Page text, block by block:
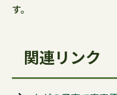
す。
関連リンク